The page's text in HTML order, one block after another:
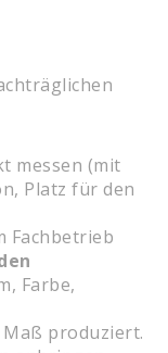
messen (mit
Platz für den
Fachbetrieb
Farbe,
Maß produziert.